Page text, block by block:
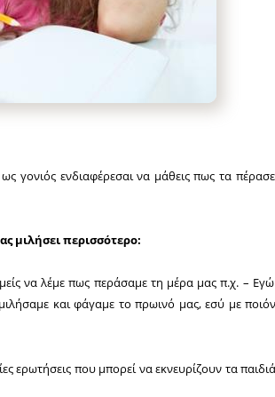
ως γονιός ενδιαφέρεσαι να μάθεις πως τα
μιλήσει περισσότερο:
να λέμε πως περάσαμε τη μέρα μας π.χ. –
και φάγαμε το πρωινό μας, εσύ με
ερωτήσεις που μπορεί να εκνευρίζουν τα